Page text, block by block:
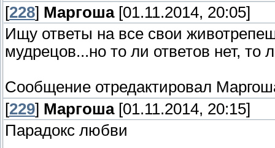
[228] Маргоша[01.11.2014, 20:05]
Ищу ответы на все свои
мудрецов...но то ли ответов нет, то
Сообщение отредактировал
[229] Маргоша[01.11.2014, 20:15]
Парадокс любви